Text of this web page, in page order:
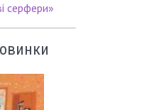
серфери»